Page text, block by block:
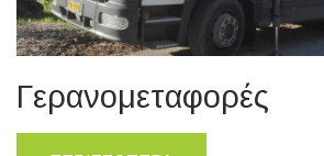
Γερανομεταφορές